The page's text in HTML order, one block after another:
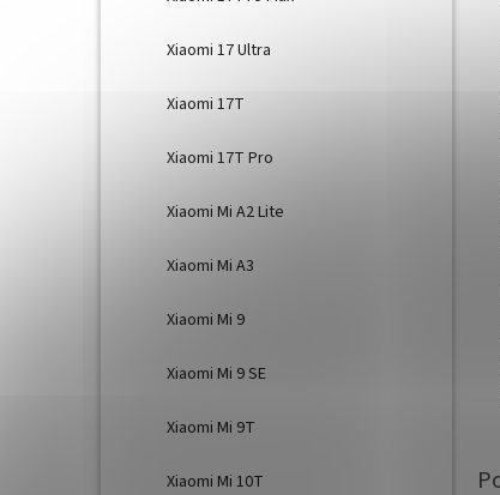
Xiaomi 17 Ultra
Xiaomi 17T
Xiaomi 17T Pro
Xiaomi Mi A2 Lite
Xiaomi Mi A3
Xiaomi Mi 9
Xiaomi Mi 9 SE
Xiaomi Mi 9T
Xiaomi Mi 10T